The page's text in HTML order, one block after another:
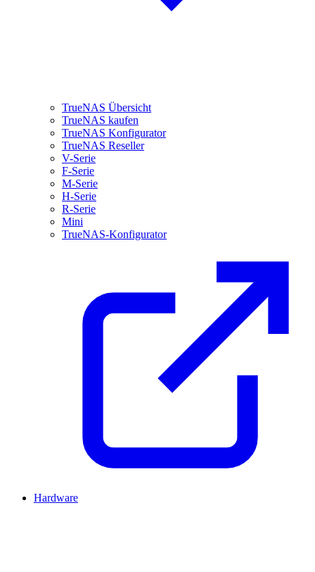
TrueNAS Übersicht
TrueNAS kaufen
TrueNAS Konfigurator
TrueNAS Reseller
V-Serie
F-Serie
M-Serie
H-Serie
R-Serie
Mini
TrueNAS-Konfigurator
Hardware